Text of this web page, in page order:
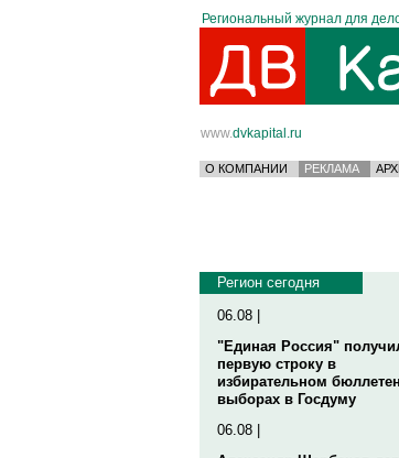
Региональный журнал для
www.dvkapital.ru
О КОМПАНИИ РЕКЛАМА
Регион сегодня
06.08 |
"Единая Россия"
первую строку в
избирательном
выборах в Госдуму
06.08 |